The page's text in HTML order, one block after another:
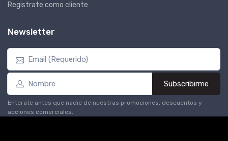
Registrate como cliente
Newsletter
Subscribirme
Enterate antes que nadie de nuestras promociones, descuentos y
acciones comerciales.